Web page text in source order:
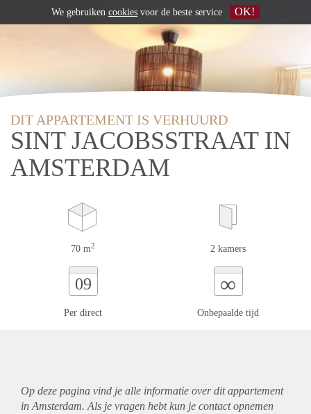
DIT APPARTEMENT IS VERHUURD
SINT JACOBSSTRAAT IN
AMSTERDAM
70 m2 2 kamers
09
Per direct
∞
Onbepaalde tijd
Op deze pagina vind je alle informatie over ditappartement
in Amsterdam. Als je vragen hebt kun je contact opnemen
We gebruiken cookies voor de beste service OK!